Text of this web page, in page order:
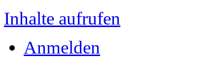
Inhalte aufrufen
Anmelden